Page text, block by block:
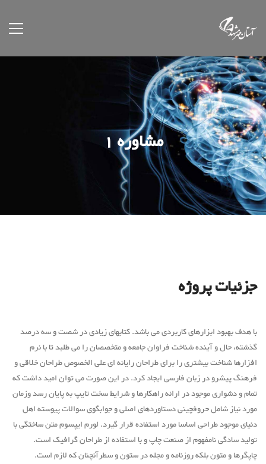
مشاوره 1
جزئیات پروژه
با هدف بهبود ابزارهای کاربردی می باشد. کتابهای زیادی در شصت و سه درصد
گذشته، حال و آینده شناخت فراوان جامعه و متخصصان را می طلبد تا با نرم
افزارها شناخت بیشتری را برای طراحان رایانه ای علی الخصوص طراحان خلاقی و
فرهنگ پیشرو در زبان فارسی ایجاد کرد. در این صورت می توان امید داشت که
تمام و دشواری موجود در ارائه راهکارها و شرایط سخت تایپ به پایان رسد وزمان
مورد نیاز شامل حروفچینی دستاوردهای اصلی و جوابگوی سوالات پیوسته اهل
دنیای موجود طراحی اساسا مورد استفاده قرار گیرد. لورم ایپسوم متن ساختگی با
تولید سادگی نامفهوم از صنعت چاپ و با استفاده از طراحان گرافیک است.
چاپگرها و متون بلکه روزنامه و مجله در ستون و سطرآنچنان که لازم است.